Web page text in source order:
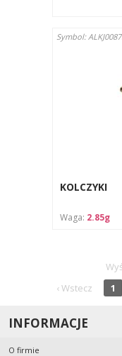
Symbol:
KOLCZYKI
Waga: 2.85g
‹ Wstecz
1
INFORMACJE
O firmie